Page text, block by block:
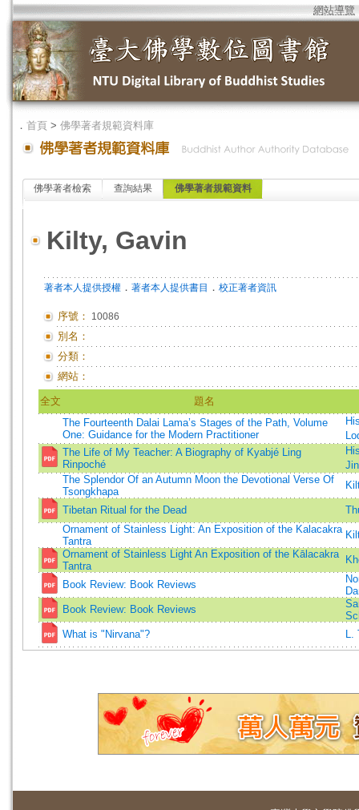
網站導覽
． 首頁 > 佛學著者規範資料庫
佛學著者檢索 查詢結果 佛學著者規範資料
Kilty, Gavin
著者本人提供授權 ． 著者本人提供書目 ． 校正著者資訊
序號： 10086
別名：
分類：
網站：
全文
題名
The Fourteenth Dalai Lama’s Stages of the Path, Volume
One: Guidance for the Modern Practitioner
The Life of My Teacher: A Biography of Kyabjé Ling
Rinpoché
The Splendor Of an Autumn Moon the Devotional Verse Of
Tsongkhapa
Tibetan Ritual for the Dead
Ornament of Stainless Light: An Exposition of the Kalacakra
Tantra
Ornament of Stainless Light An Exposition of the Kālacakra
Tantra
Book Review: Book Reviews
Book Review: Book Reviews
What is "Nirvana"?
L.